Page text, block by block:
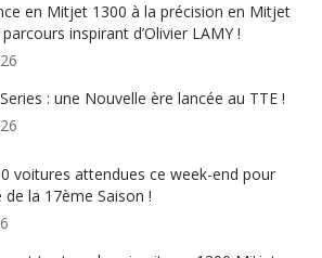
en Mitjet 1300 à la précision en Mitjet
inspirant d’Olivier LAMY !
: une Nouvelle ère lancée au TTE !
voitures attendues ce week-end pour
de la 17ème Saison !